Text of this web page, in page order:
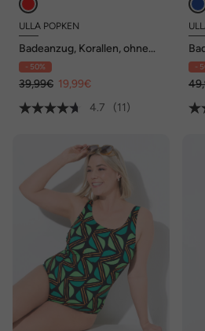
ULLA POPKEN
Badeanzug, Korallen, ohne
Softcups, Unterbrustband
- 50%
39,99€ 19,99€
4.7
(11)
-